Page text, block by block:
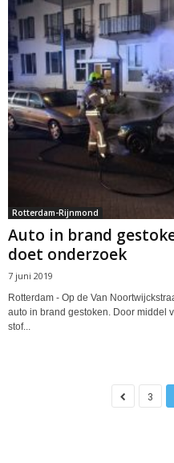
Rotterdam-Rijnmond
Auto in brand
doet onderzoek
7 juni 2019
Rotterdam - Op de Van
auto in brand gestoken. Door middel
stof...
3